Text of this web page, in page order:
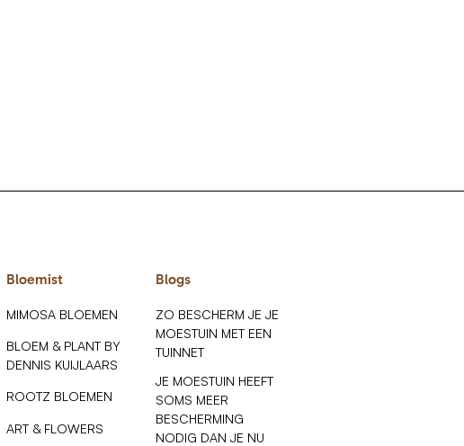
Bloemist
MIMOSA BLOEMEN
BLOEM & PLANT BY
DENNIS KUIJLAARS
ROOTZ BLOEMEN
ART & FLOWERS
Blogs
ZO BESCHERM JE JE
MOESTUIN MET EEN
TUINNET
JE MOESTUIN HEEFT
SOMS MEER
BESCHERMING
NODIG DAN JE NU